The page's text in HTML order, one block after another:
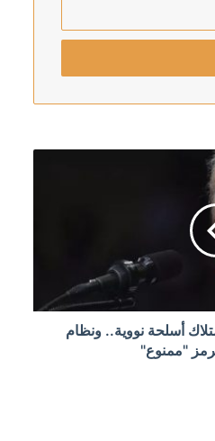
أسلحة نووية.. ونظام
"ممنوع"